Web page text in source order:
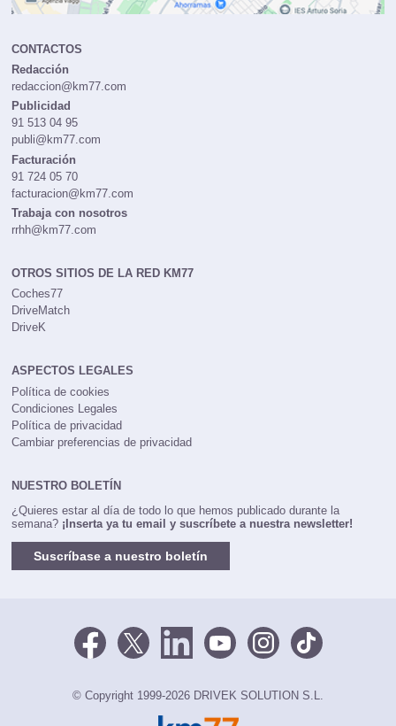
CONTACTOS
Redacción
redaccion@km77.com
Publicidad
91 513 04 95
publi@km77.com
Facturación
91 724 05 70
facturacion@km77.com
Trabaja con nosotros
rrhh@km77.com
OTROS SITIOS DE LA RED KM77
Coches77
DriveMatch
DriveK
ASPECTOS LEGALES
Política de cookies
Condiciones Legales
Política de privacidad
Cambiar preferencias de privacidad
NUESTRO BOLETÍN
¿Quieres estar al día de todo lo que hemos publicado durante la
semana? ¡Inserta ya tu email y suscríbete a nuestra newsletter!
Suscríbase a nuestro boletín
© Copyright 1999-2026 DRIVEK SOLUTION S.L.